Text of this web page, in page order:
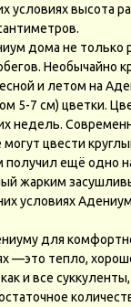
условиях высота
дома не только
Необычайно
и летом на
5-7 см) цветки.
недель.
цвести
получил ещё одно
жарким
условиях
для
—это тепло,
и все